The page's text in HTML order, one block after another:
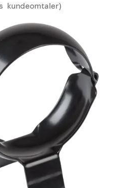
kundeomtaler)